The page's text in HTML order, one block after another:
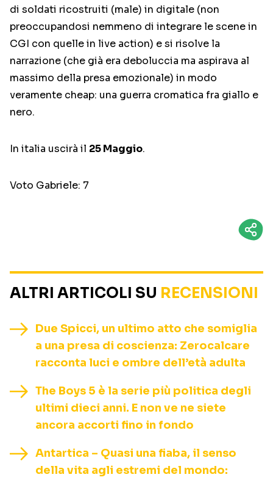
di soldati ricostruiti (male) in digitale (non
preoccupandosi nemmeno di integrare le scene in
CGI con quelle in live action) e si risolve la
narrazione (che già era deboluccia ma aspirava al
massimo della presa emozionale) in modo
veramente cheap: una guerra cromatica fra giallo e
nero.
In italia uscirà il 25 Maggio.
Voto Gabriele: 7
ALTRI ARTICOLI SU RECENSIONI
Due Spicci, un ultimo atto che somiglia
a una presa di coscienza: Zerocalcare
racconta luci e ombre dell’età adulta
The Boys 5 è la serie più politica degli
ultimi dieci anni. E non ve ne siete
ancora accorti fino in fondo
Antartica – Quasi una fiaba, il senso
della vita agli estremi del mondo: